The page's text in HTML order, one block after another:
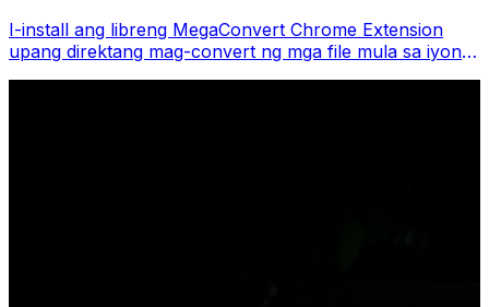
I-install ang libreng MegaConvert Chrome Extension
upang direktang mag-convert ng mga file mula sa iyong